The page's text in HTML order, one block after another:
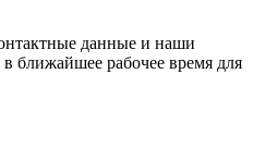
данные и наши
ближайшее рабочее время для